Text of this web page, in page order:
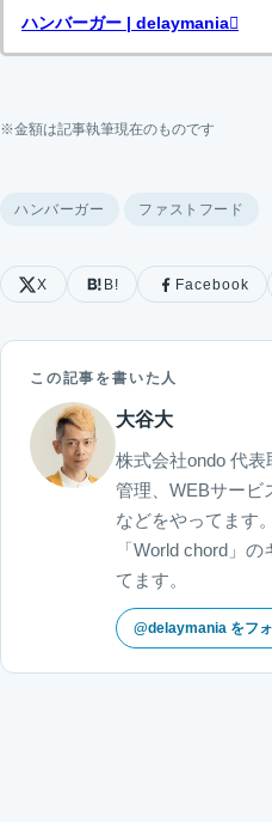
ハンバーガー | delaymania
※金額は記事執筆現在のものです
ハンバーガー ファストフード
X B! Facebook
この記事を書いた人
大谷大
株式会社ondo 代
管理、WEBサービ
などをやってます
「World chord」
てます。
@delaymania をフ